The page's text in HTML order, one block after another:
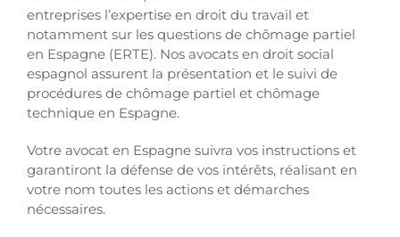
entreprises l’expertise en droit du travail et
notamment sur les questions de chômage partiel
en Espagne (ERTE). Nos avocats en droit social
espagnol assurent la présentation et le suivi de
procédures de chômage partiel et chômage
technique en Espagne.
Votre avocat en Espagne suivra vos instructions et
garantiront la défense de vos intérêts, réalisant en
votre nom toutes les actions et démarches
nécessaires.